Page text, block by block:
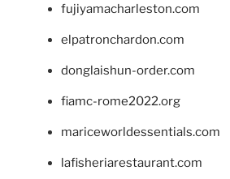
fujiyamacharleston.com
elpatronchardon.com
donglaishun-order.com
fiamc-rome2022.org
mariceworldessentials.com
lafisheriarestaurant.com